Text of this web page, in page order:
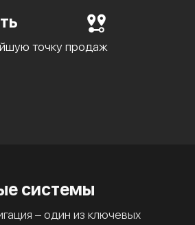
точку продаж
системы
– один из ключевых